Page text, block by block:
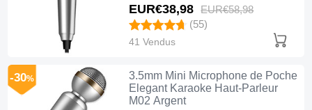
EUR€38,98 EUR€58,98
(55)
41 Vendus
3.5mm Mini Microphone de Poche
Elegant Karaoke Haut-Parleur
M02 Argent
-30%